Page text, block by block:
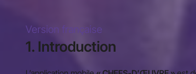
Version française
1. Introduction